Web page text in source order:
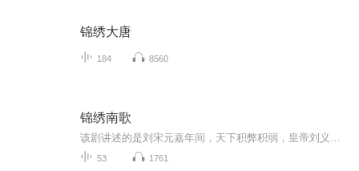
锦绣大唐
184 8560
锦绣南歌
53 1761